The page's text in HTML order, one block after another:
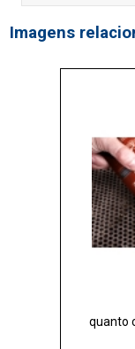
Imagens
quanto